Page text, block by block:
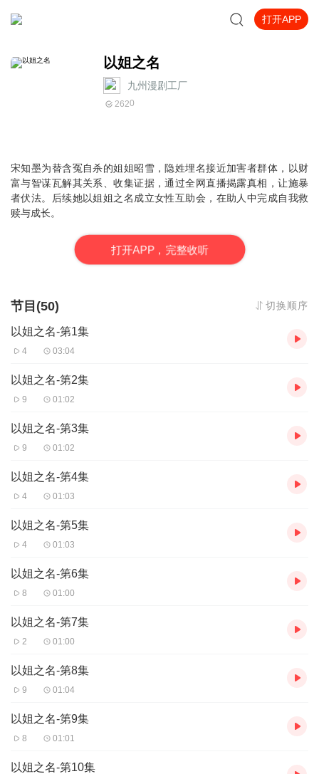
打开APP
以姐之名
九州漫剧工厂
2620
宋知墨为替含冤自杀的姐姐昭雪，隐姓埋名接近加害者群体，以财
富与智谋瓦解其关系、收集证据，通过全网直播揭露真相，让施暴
者伏法。后续她以姐姐之名成立女性互助会，在助人中完成自我救
赎与成长。
打开APP，完整收听
节目(50) 切换顺序
以姐之名-第1集
4 03:04
以姐之名-第2集
9 01:02
以姐之名-第3集
9 01:02
以姐之名-第4集
4 01:03
以姐之名-第5集
4 01:03
以姐之名-第6集
8 01:00
以姐之名-第7集
2 01:00
以姐之名-第8集
9 01:04
以姐之名-第9集
8 01:01
以姐之名-第10集